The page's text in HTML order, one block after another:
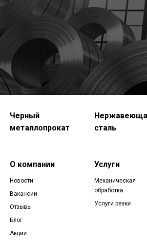
Черный
металлопрокат
сталь
О компании
Новости
Вакансии
Отзывы
Блог
Акции
Услуги
Механическая
обработка
Услуги резки